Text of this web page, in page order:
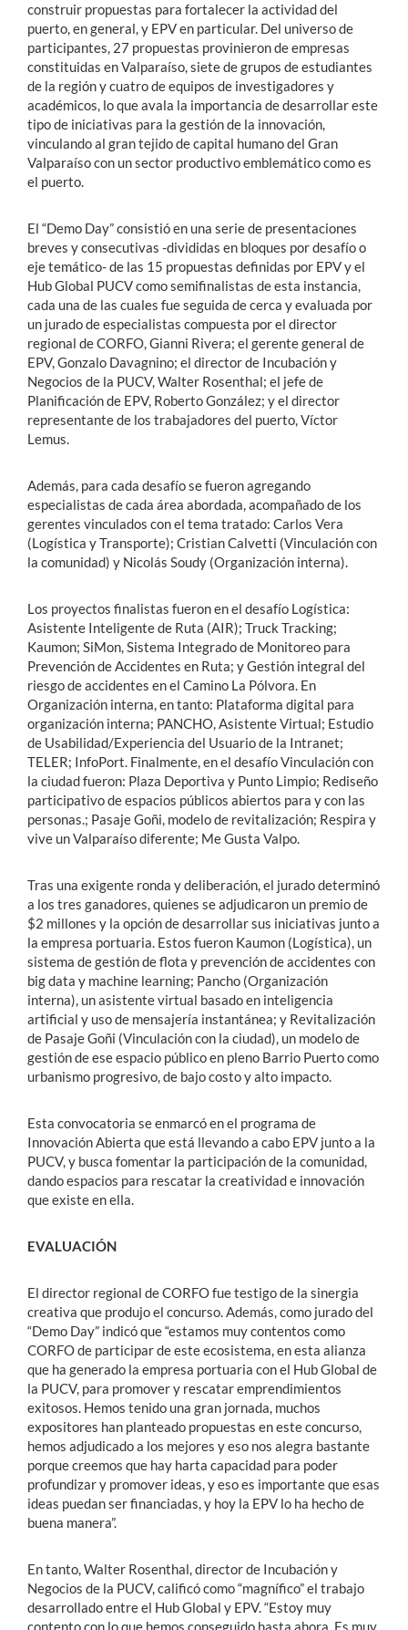
construir propuestas para fortalecer la actividad del
puerto, en general, y EPV en particular. Del universo de
participantes, 27 propuestas provinieron de empresas
constituidas en Valparaíso, siete de grupos de estudiantes
de la región y cuatro de equipos de investigadores y
académicos, lo que avala la importancia de desarrollar este
tipo de iniciativas para la gestión de la innovación,
vinculando al gran tejido de capital humano del Gran
Valparaíso con un sector productivo emblemático como es
el puerto.
El “Demo Day” consistió en una serie de presentaciones
breves y consecutivas -divididas en bloques por desafío o
eje temático- de las 15 propuestas definidas por EPV y el
Hub Global PUCV como semifinalistas de esta instancia,
cada una de las cuales fue seguida de cerca y evaluada por
un jurado de especialistas compuesta por el director
regional de CORFO, Gianni Rivera; el gerente general de
EPV, Gonzalo Davagnino; el director de Incubación y
Negocios de la PUCV, Walter Rosenthal; el jefe de
Planificación de EPV, Roberto González; y el director
representante de los trabajadores del puerto, Víctor
Lemus.
Además, para cada desafío se fueron agregando
especialistas de cada área abordada, acompañado de los
gerentes vinculados con el tema tratado: Carlos Vera
(Logística y Transporte); Cristian Calvetti (Vinculación con
la comunidad) y Nicolás Soudy (Organización interna).
Los proyectos finalistas fueron en el desafío Logística:
Asistente Inteligente de Ruta (AIR); Truck Tracking;
Kaumon; SiMon, Sistema Integrado de Monitoreo para
Prevención de Accidentes en Ruta; y Gestión integral del
riesgo de accidentes en el Camino La Pólvora. En
Organización interna, en tanto: Plataforma digital para
organización interna; PANCHO, Asistente Virtual; Estudio
de Usabilidad/Experiencia del Usuario de la Intranet;
TELER; InfoPort. Finalmente, en el desafío Vinculación con
la ciudad fueron: Plaza Deportiva y Punto Limpio; Rediseño
participativo de espacios públicos abiertos para y con las
personas.; Pasaje Goñi, modelo de revitalización; Respira y
vive un Valparaíso diferente; Me Gusta Valpo.
Tras una exigente ronda y deliberación, el jurado determinó
a los tres ganadores, quienes se adjudicaron un premio de
$2 millones y la opción de desarrollar sus iniciativas junto a
la empresa portuaria. Estos fueron Kaumon (Logística), un
sistema de gestión de flota y prevención de accidentes con
big data y machine learning; Pancho (Organización
interna), un asistente virtual basado en inteligencia
artificial y uso de mensajería instantánea; y Revitalización
de Pasaje Goñi (Vinculación con la ciudad), un modelo de
gestión de ese espacio público en pleno Barrio Puerto como
urbanismo progresivo, de bajo costo y alto impacto.
Esta convocatoria se enmarcó en el programa de
Innovación Abierta que está llevando a cabo EPV junto a la
PUCV, y busca fomentar la participación de la comunidad,
dando espacios para rescatar la creatividad e innovación
que existe en ella.
EVALUACIÓN
El director regional de CORFO fue testigo de la sinergia
creativa que produjo el concurso. Además, como jurado del
“Demo Day” indicó que “estamos muy contentos como
CORFO de participar de este ecosistema, en esta alianza
que ha generado la empresa portuaria con el Hub Global de
la PUCV, para promover y rescatar emprendimientos
exitosos. Hemos tenido una gran jornada, muchos
expositores han planteado propuestas en este concurso,
hemos adjudicado a los mejores y eso nos alegra bastante
porque creemos que hay harta capacidad para poder
profundizar y promover ideas, y eso es importante que esas
ideas puedan ser financiadas, y hoy la EPV lo ha hecho de
buena manera”.
En tanto, Walter Rosenthal, director de Incubación y
Negocios de la PUCV, calificó como “magnífico” el trabajo
desarrollado entre el Hub Global y EPV. “Estoy muy
contento con lo que hemos conseguido hasta ahora. Es muy